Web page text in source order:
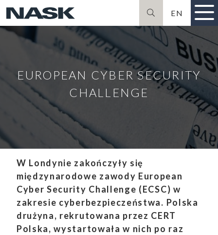
EN
EUROPEAN CYBER SECURITY
CHALLENGE
W Londynie zakończyły się
międzynarodowe zawody European
Cyber Security Challenge (ECSC) w
zakresie cyberbezpieczeństwa. Polska
drużyna, rekrutowana przez CERT
Polska, wystartowała w nich po raz